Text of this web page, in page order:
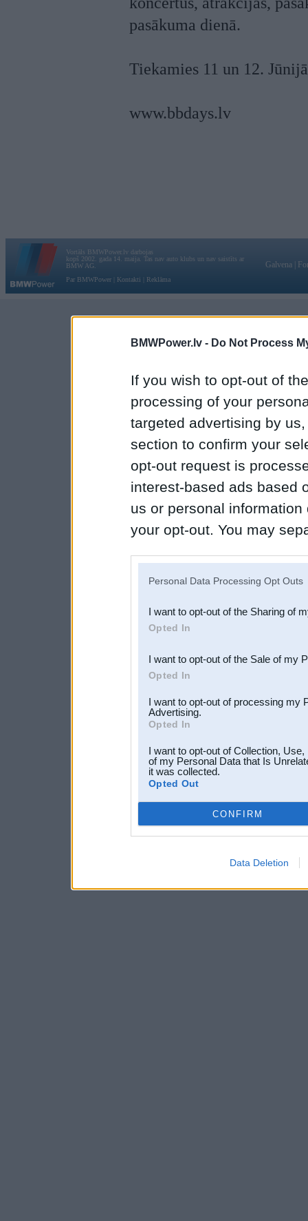
BMWPower.lv - Do Not Process
If you wish to opt-out of
processing of your
targeted advertising by
section to confirm your
opt-out request is
interest-based ads based
us or personal
your opt-out. You may
Downstream Participants
third parties.
Personal Data Processing Opt Outs
I want to opt-out of the Sharing of
Opted In
I want to opt-out of the Sale of my
Opted In
I want to opt-out of processing my
Advertising.
Opted In
I want to opt-out of Collection,
of my Personal Data that Is
it was collected.
Opted Out
CONFIRM
Data Deletion
pasākuma dienā.
Tiekamies 11 un 12.
www.bbdays.lv
Vortāls BMWPower.lv darbojas
kopš 2002. gada 14. maija. Tas nav auto klubs un nav saistīts ar
BMW AG.
Par BMWPower
Kontakti Reklāma
Galvena